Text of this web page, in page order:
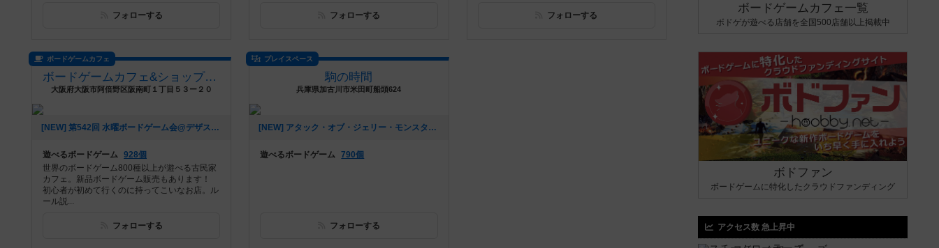
フォローする フォローする フォローする
ボードゲームカフェ
ボードゲームカフェ&ショップ-デザート＊スプーン(デザスプ)
大阪府大阪市阿倍野区阪南町１丁目５３ー２０
[NEW] 第542回 水曜ボードゲーム会@デザスプ（2020年06月08日 01時35分）
遊べるボードゲーム 928個
世界のボードゲーム800種以上が遊べる古民家
カフェ。新品ボードゲーム販売もあります！
初心者が初めて行くのに持ってこいなお店。ル
ール説...
フォローする
プレイスペース
駒の時間
兵庫県加古川市米田町船頭624
[NEW] アタック・オブ・ジェリー・モンスター限定タイルをゲットしよう！（2018年04月23日 01時28分）
遊べるボードゲーム 790個
フォローする
ボードゲームカフェ一覧
ボドゲが遊べる店舗を全国500店舗以上掲載中
ボドファン
ボードゲームに特化したクラウドファンディング
アクセス数 急上昇中